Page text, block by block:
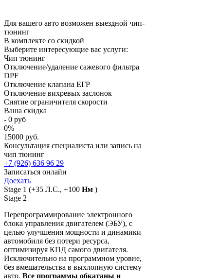
Для вашего авто возможен выездной чип-
тюнинг
В комплекте со скидкой
Выберите интересующие вас услуги:
Чип тюнинг
Отключение/удаление сажевого фильтра
DPF
Отключение клапана ЕГР
Отключение вихревых заслонок
Снятие ограничителя скорости
Ваша скидка
- 0 руб
0%
15000 руб.
Консультация специалиста или запись на
чип тюнинг
+7 (926) 636 96 29
Записаться онлайн
Доехать
Stage 1 (+35 Л.С., +100 Нм )
Stage 2
Перепрограммирование электронного
блока управления двигателем (ЭБУ), с
целью улучшения мощности и динамики
автомобиля без потери ресурса,
оптимизируя КПД самого двигателя.
Исключительно на программном уровне,
без вмешательства в выхлопную систему
авто. Все программы обкатаны и